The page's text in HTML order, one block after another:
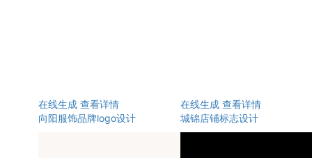
在线生成 查看详情
向阳服饰品牌logo设计
在线生成 查看详情
城锦店铺标志设计